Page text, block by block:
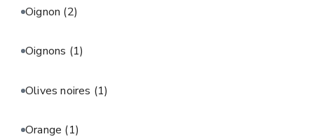
Oignon (2)
Oignons (1)
Olives noires (1)
Orange (1)